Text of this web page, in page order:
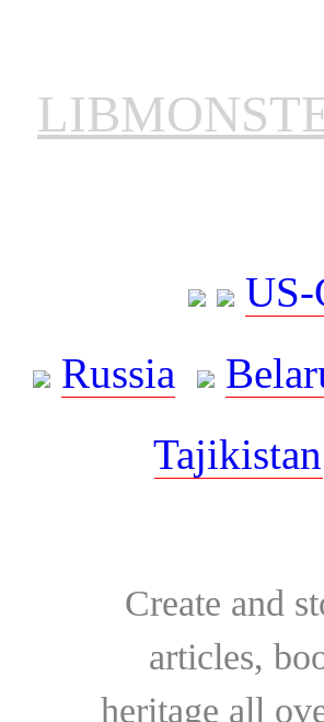
Russia
Tajikistan
Create and
articles,
heritage all